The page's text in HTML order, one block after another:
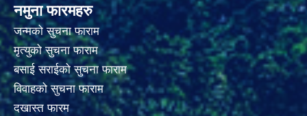
नमुना फारमहरु
जन्मको सुचना फाराम
मृत्युको सुचना फाराम
बसाई सराईको सुचना फाराम
विवाहको सुचना फाराम
दखास्त फारम